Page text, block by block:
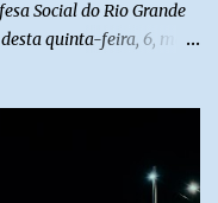
Social do Rio Grande
quinta-feira, 6, mais
A mobilização,